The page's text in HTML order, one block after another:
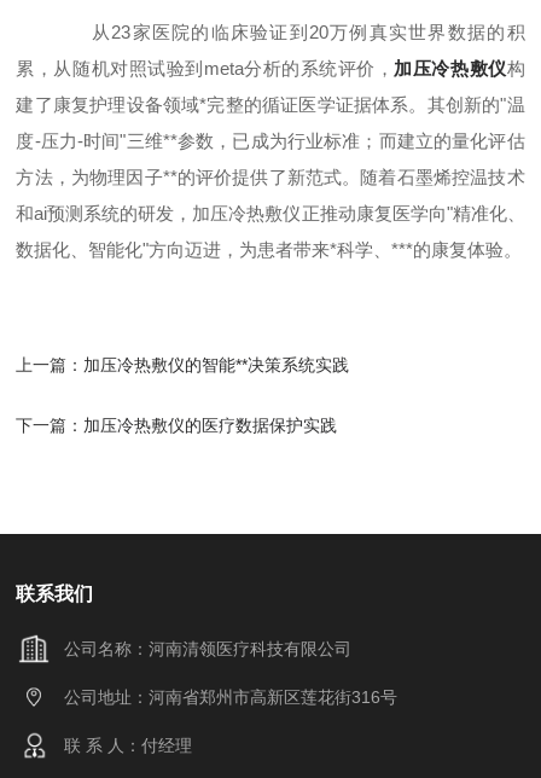
从23家医院的临床验证到20万例真实世界数据的积
累，从随机对照试验到meta分析的系统评价， 加压冷热敷仪构
建了康复护理设备领域*完整的循证医学证据体系。其创新的"温
度-压力-时间"三维**参数，已成为行业标准；而建立的量化评估
方法，为物理因子**的评价提供了新范式。随着石墨烯控温技术
和ai预测系统的研发，加压冷热敷仪正推动康复医学向"精准化、
数据化、智能化"方向迈进，为患者带来*科学、***的康复体验。
上一篇： 加压冷热敷仪的智能**决策系统实践
下一篇： 加压冷热敷仪的医疗数据保护实践
联系我们
公司名称：河南清领医疗科技有限公司
公司地址：河南省郑州市高新区莲花街316号
联 系 人：付经理